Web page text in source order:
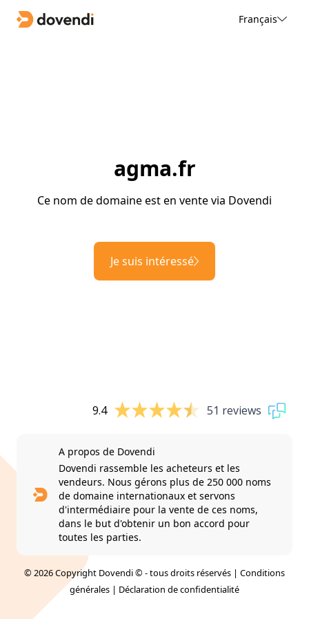
Français
agma.fr
Ce nom de domaine est en vente via Dovendi
Je suis intéressé
9.4 51 reviews
A propos de Dovendi
Dovendi rassemble les acheteurs et les
vendeurs. Nous gérons plus de 250 000 noms
de domaine internationaux et servons
d'intermédiaire pour la vente de ces noms,
dans le but d'obtenir un bon accord pour
toutes les parties.
© 2026 Copyright Dovendi © - tous droits réservés | Conditions
générales | Déclaration de confidentialité